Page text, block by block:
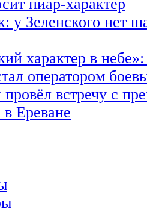
пиар-характер
у Зеленского нет
характер в
оператором
провёл встречу с
Ереване